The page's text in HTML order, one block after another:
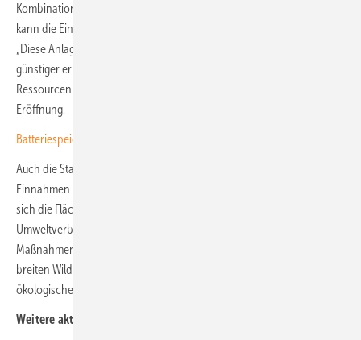
Kombination von Solar- und Windenergie sowie den Batteriespeicher
kann die Einspeisung stärker am Bedarf im Netz ausgerichtet werden.
„Diese Anlage ist ein Vorzeigebeispiel dafür, wie wir den Ausbau von
günstiger erneuerbarer Energie beschleunigen und vorhandene
Ressourcen effizient nutzen“, sagte Umweltministerin Walker bei der
Eröffnung.
Batteriespeicher stellt Momentanreserve fürs Netz bereit
Auch die Stadt Gundelsheim profitiert von dem Projekt: Neben
Einnahmen aus der Gewerbesteuer erhält sie Pachteinnahmen, da
sich die Fläche in ihrem Besitz befindet. Zudem wurden
Umweltverbände in die Planungen eingebunden. EnBW hat zudem
Maßnahmen für Natur- und Artenschutz umgesetzt. So gibt es einen
breiten Wildkorridor, Blühstreifen mit regionalem Saatgut und die
ökologische Aufwertung eines Löschwasserteichs. (nhp)
Weitere aktuelle News: